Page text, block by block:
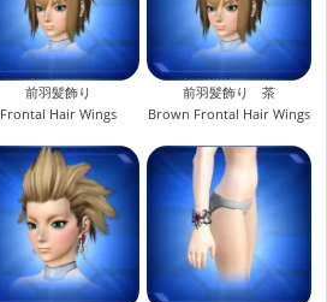
前羽髪飾り
Frontal Hair Wings
前羽髪飾り 茶
Brown Frontal Hair Wings